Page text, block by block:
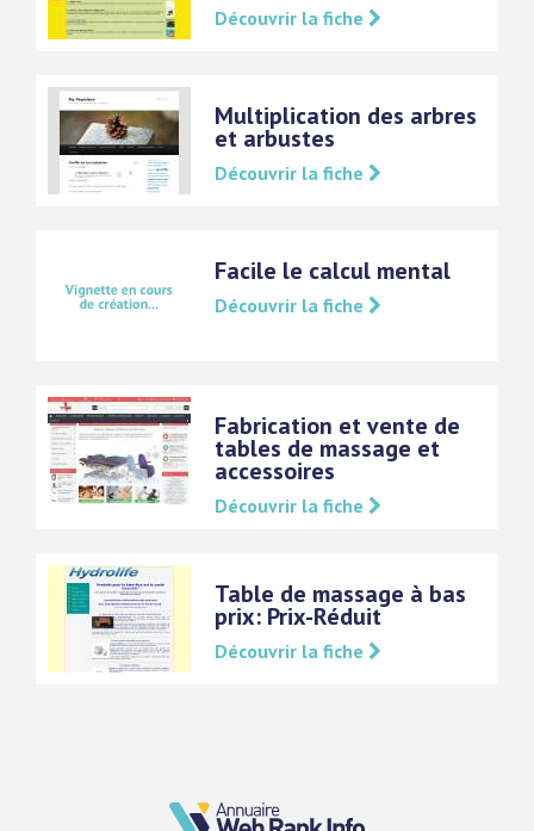
Découvrir la fiche
Multiplication des arbres
et arbustes
Découvrir la fiche
Facile le calcul mental
Découvrir la fiche
Fabrication et vente de
tables de massage et
accessoires
Découvrir la fiche
Table de massage à bas
prix: Prix-Réduit
Découvrir la fiche